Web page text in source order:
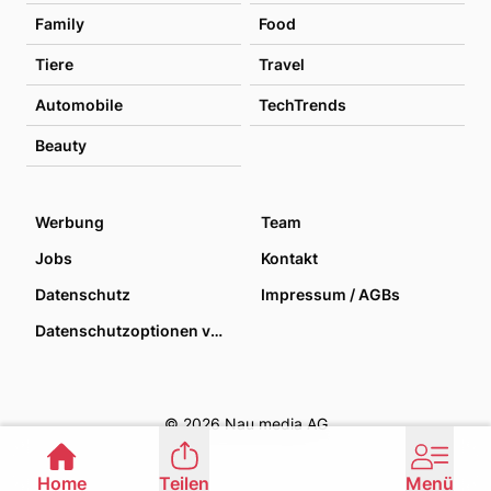
Family Food
Tiere Travel
Automobile TechTrends
Beauty
Werbung
Team
Jobs
Kontakt
Datenschutz
Impressum / AGBs
Datenschutzoptionen verwalten
© 2026 Nau media AG
Home Teilen Menü